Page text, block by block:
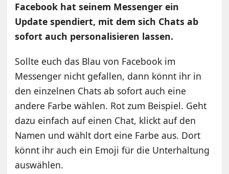
Facebook hat seinem Messenger ein
Update spendiert, mit dem sich Chats ab
sofort auch personalisieren lassen.
Sollte euch das Blau von Facebook im
Messenger nicht gefallen, dann könnt ihr in
den einzelnen Chats ab sofort auch eine
andere Farbe wählen. Rot zum Beispiel. Geht
dazu einfach auf einen Chat, klickt auf den
Namen und wählt dort eine Farbe aus. Dort
könnt ihr auch ein Emoji für die Unterhaltung
auswählen.